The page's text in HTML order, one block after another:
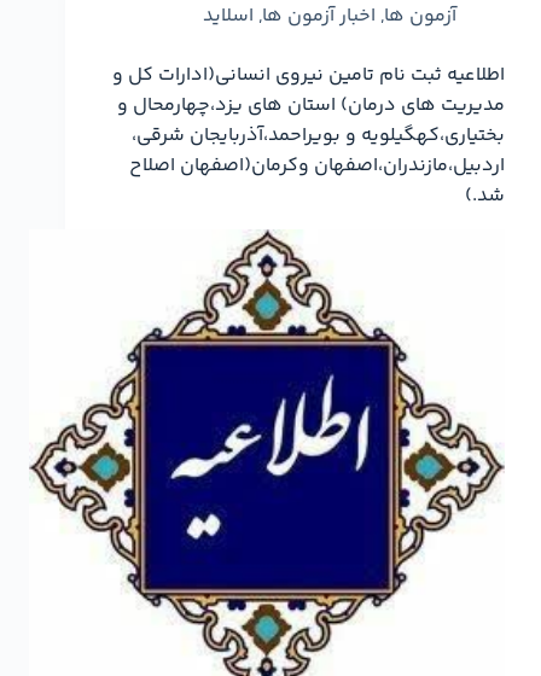
آزمون ها, اخبار آزمون ها, اسلاید
اطلاعیه ثبت نام تامین نیروی انسانی(ادارات کل و
مدیریت های درمان) استان های یزد،چهارمحال و
بختیاری،کهگیلویه و بویراحمد،آذربایجان شرقی،
اردبیل،مازندران،اصفهان وکرمان(اصفهان اصلاح
شد.)